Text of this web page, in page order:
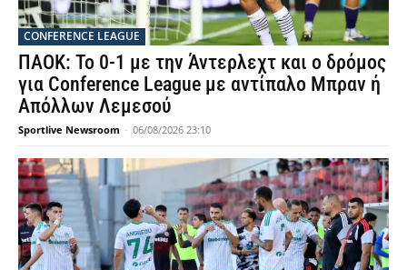
CONFERENCE LEAGUE
ΠΑΟΚ: Το 0-1 με την Άντερλεχτ και ο δρόμος
για Conference League με αντίπαλο Μπραν ή
Απόλλων Λεμεσού
Sportlive Newsroom - 06/08/2026 23:10